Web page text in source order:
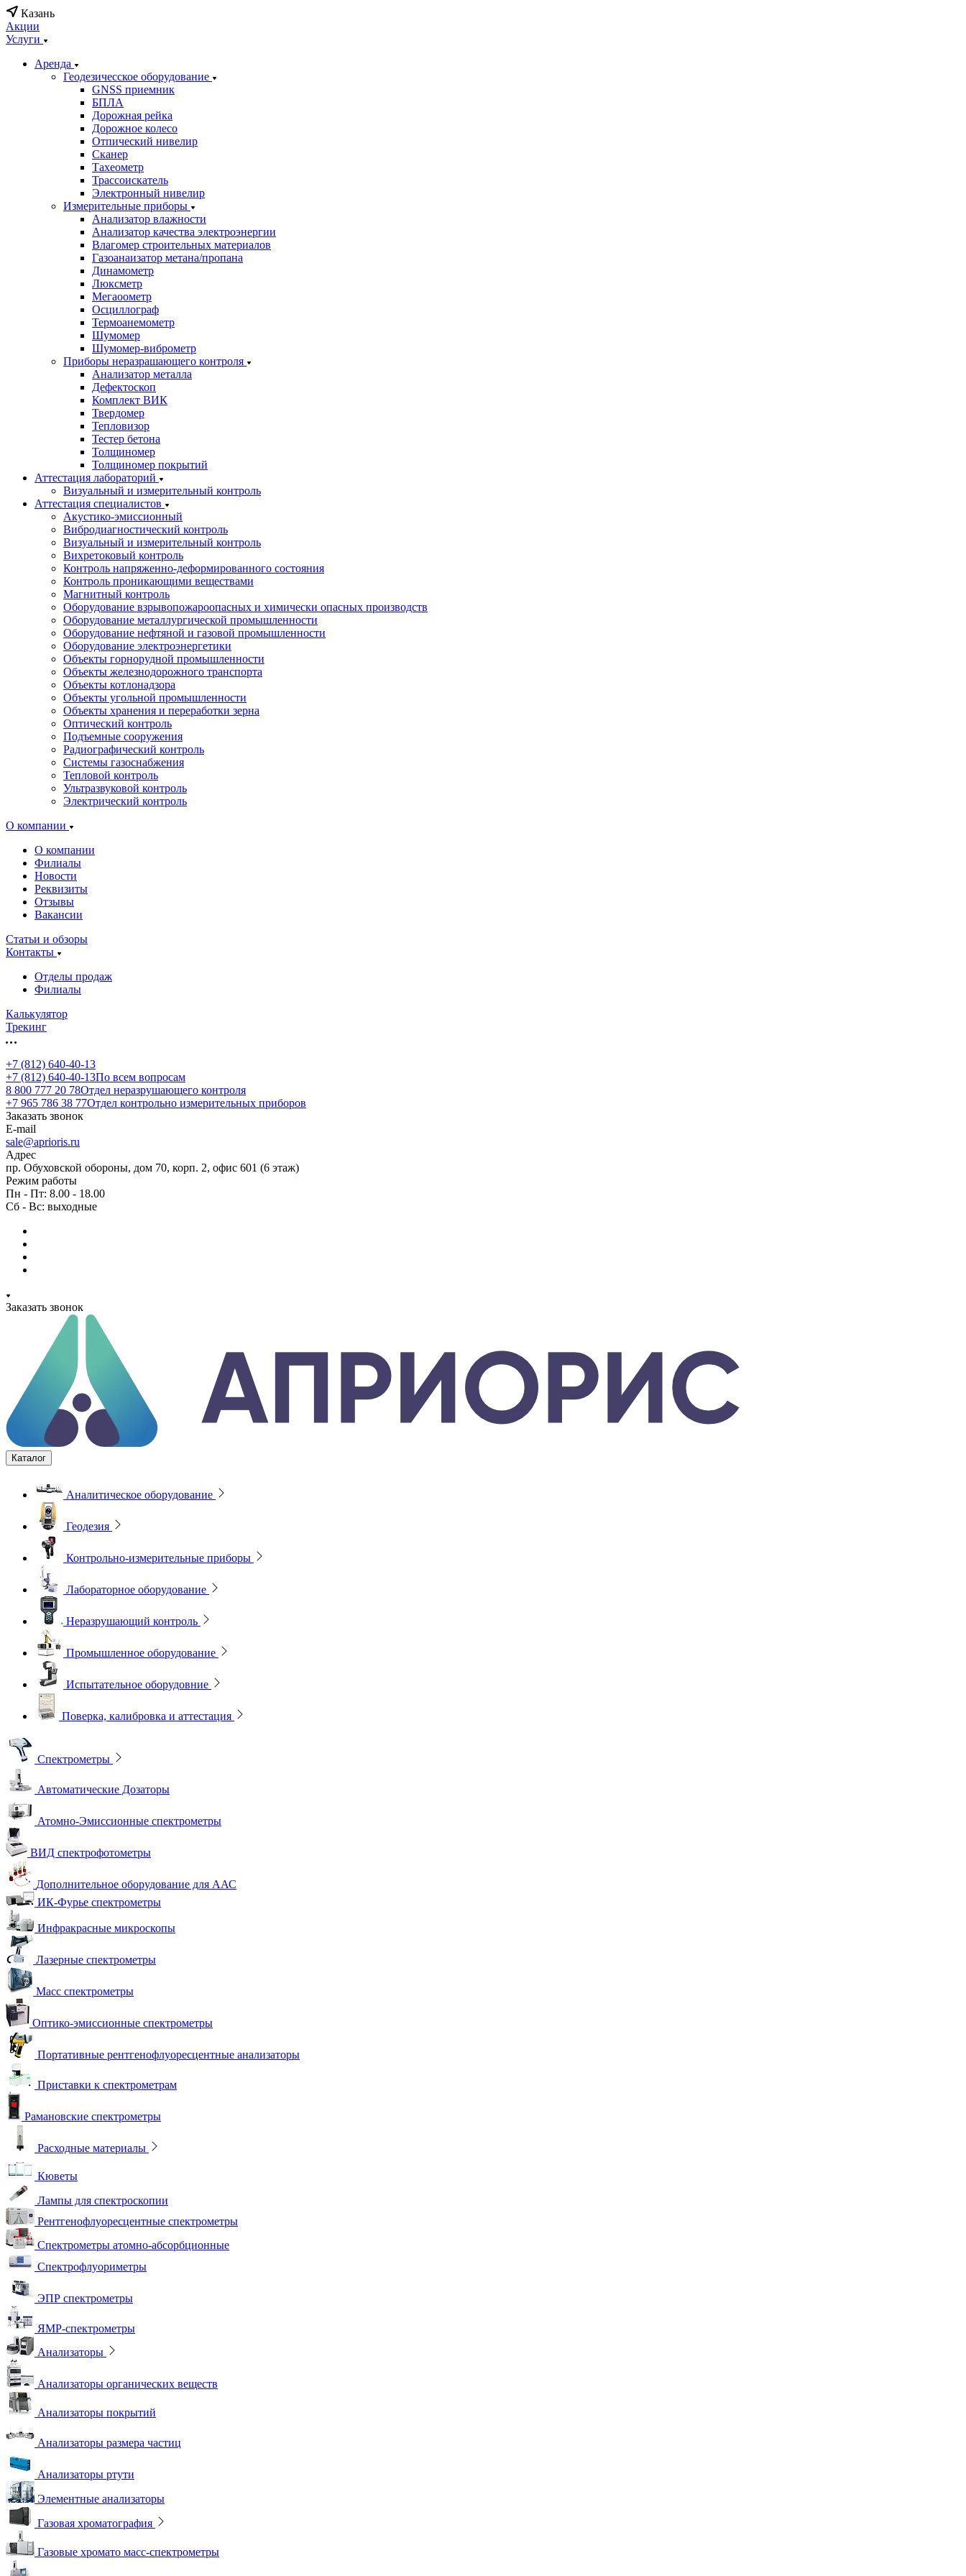
Казань
Акции
Услуги
Аренда
Геодезичесское оборудование
GNSS приемник
БПЛА
Дорожная рейка
Дорожное колесо
Отпический нивелир
Сканер
Тахеометр
Трассоискатель
Электронный нивелир
Измерительные приборы
Анализатор влажности
Анализатор качества электроэнергии
Влагомер строительных материалов
Газоанаизатор метана/пропана
Динамометр
Люксметр
Мегаоометр
Осциллограф
Термоанемометр
Шумомер
Шумомер-виброметр
Приборы неразрашающего контроля
Анализатор металла
Дефектоскоп
Комплект ВИК
Твердомер
Тепловизор
Тестер бетона
Толщиномер
Толщиномер покрытий
Аттестация лабораторий
Визуальный и измерительный контроль
Аттестация специалистов
Акустико-эмиссионный
Вибродиагностический контроль
Визуальный и измерительный контроль
Вихретоковый контроль
Контроль напряженно-деформированного состояния
Контроль проникающими веществами
Магнитный контроль
Оборудование взрывопожароопасных и химически опасных производств
Оборудование металлургической промышленности
Оборудование нефтяной и газовой промышленности
Оборудование электроэнергетики
Объекты горнорудной промышленности
Объекты железнодорожного транспорта
Объекты котлонадзора
Объекты угольной промышленности
Объекты хранения и переработки зерна
Оптический контроль
Подъемные сооружения
Радиографический контроль
Системы газоснабжения
Тепловой контроль
Ультразвуковой контроль
Электрический контроль
О компании
О компании
Филиалы
Новости
Реквизиты
Отзывы
Вакансии
Статьи и обзоры
Контакты
Отделы продаж
Филиалы
Калькулятор
Трекинг
+7 (812) 640-40-13
+7 (812) 640-40-13По всем вопросам
8 800 777 20 78Отдел неразрушающего контроля
+7 965 786 38 77Отдел контрольно измерительных приборов
Заказать звонок
E-mail
sale@aprioris.ru
Адрес
пр. Обуховской обороны, дом 70, корп. 2, офис 601 (6 этаж)
Режим работы
Пн - Пт: 8.00 - 18.00
Сб - Вс: выходные
Заказать звонок
Каталог
Аналитическое оборудование
Геодезия
Контрольно-измерительные приборы
Лабораторное оборудование
Неразрушающий контроль
Промышленное оборудование
Испытательное оборудовние
Поверка, калибровка и аттестация
Спектрометры
Автоматические Дозаторы
Атомно-Эмиссионные спектрометры
ВИД спектрофотометры
Дополнительное оборудование для ААС
ИК-Фурье спектрометры
Инфракрасные микроскопы
Лазерные спектрометры
Масс спектрометры
Оптико-эмиссионные спектрометры
Портативные рентгенофлуоресцентные анализаторы
Приставки к спектрометрам
Рамановские спектрометры
Расходные материалы
Кюветы
Лампы для спектроскопии
Рентгенофлуоресцентные спектрометры
Спектрометры атомно-абсорбционные
Спектрофлуориметры
ЭПР спектрометры
ЯМР-спектрометры
Анализаторы
Анализаторы органических веществ
Анализаторы покрытий
Анализаторы размера частиц
Анализаторы ртути
Элементные анализаторы
Газовая хроматография
Газовые хромато масс-спектрометры